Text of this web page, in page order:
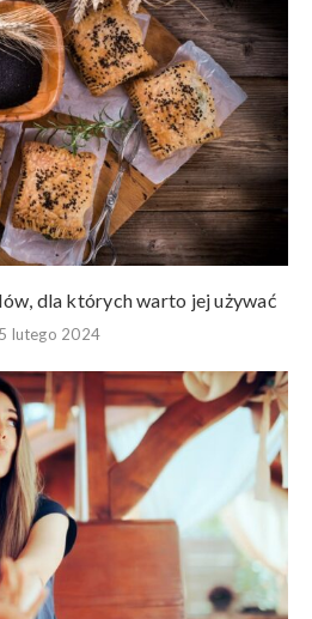
dla których warto jej używać
lutego 2024